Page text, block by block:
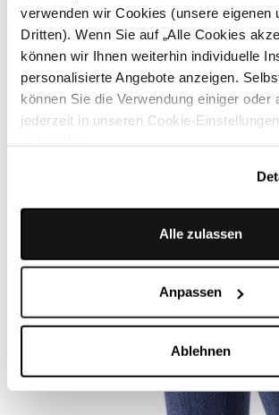
verwenden wir Cookies (unsere eigenen
Dritten). Wenn Sie auf „Alle Cookies
können wir Ihnen weiterhin individuelle
personalisierte Angebote anzeigen.
können Sie die Verwendung einiger oder
jederzeit in unseren Cookie-
Alle zulassen
Anpassen
Ablehnen
Material & Pflege
Versand & Rückgabe
ÄHNLICHE